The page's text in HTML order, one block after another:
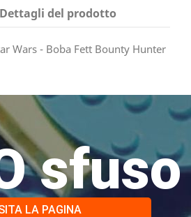
Dettagli del prodotto
Wars - Boba Fett Bounty Hunter
sfuso
LA PAGINA